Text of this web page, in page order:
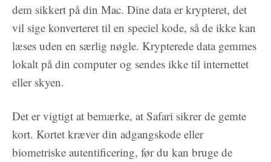
dem sikkert på din Mac. Dine data er krypteret, det
vil sige konverteret til en speciel kode, så de ikke kan
læses uden en særlig nøgle. Krypterede data gemmes
lokalt på din computer og sendes ikke til internettet
eller skyen.
Det er vigtigt at bemærke, at Safari sikrer de gemte
kort. Kortet kræver din adgangskode eller
biometriske autentificering, før du kan bruge de